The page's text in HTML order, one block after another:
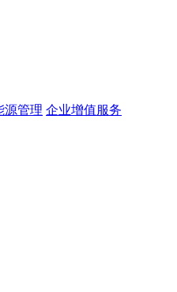
源管理 企业增值服务